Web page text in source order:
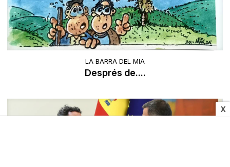
X
LA BARRA DEL MIA
Després de....